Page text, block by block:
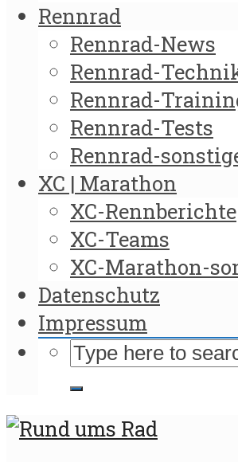
Rennrad
Rennrad-News
Rennrad-
Rennrad-
Rennrad-Tests
Rennrad-
XC | Marathon
XC-Rennberichte
XC-Teams
XC-Marathon-
Datenschutz
Impressum